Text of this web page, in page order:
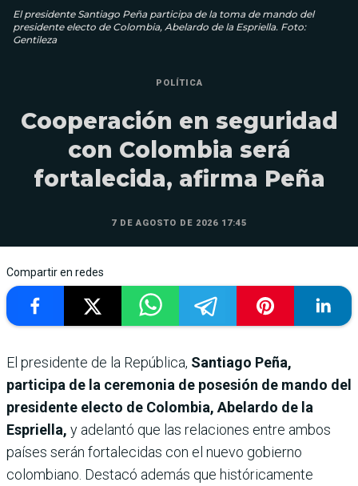
El presidente Santiago Peña participa de la toma de mando del
presidente electo de Colombia, Abelardo de la Espriella. Foto:
Gentileza
POLÍTICA
Cooperación en seguridad
con Colombia será
fortalecida, afirma Peña
7 DE AGOSTO DE 2026 17:45
Compartir en redes
El presidente de la República, Santiago Peña,
participa de la ceremonia de posesión de mando del
presidente electo de Colombia, Abelardo de la
Espriella, y adelantó que las relaciones entre ambos
países serán fortalecidas con el nuevo gobierno
colombiano. Destacó además que históricamente